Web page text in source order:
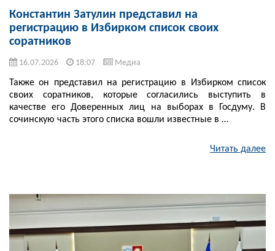
Константин Затулин представил на
регистрацию в Избирком список своих
соратников
16.07.2026 18:07 Медиа
Также он представил на регистрацию в Избирком список
своих соратников, которые согласились выступить в
качестве его Доверенных лиц на выборах в Госдуму. В
сочинскую часть этого списка вошли известные в …
Читать далее